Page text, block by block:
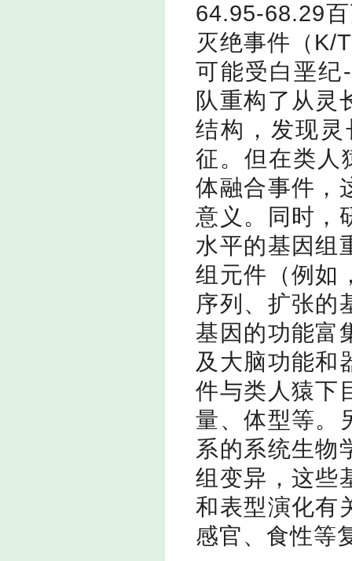
64.95-68.29
灭绝事件（ K/
可能受白垩纪-
队重构了从灵
结构，发现
征。但在类人
体融合事件，
意义。同时，
水平的基因组
组元件（例如
序列、扩张的
基因的功能富
及大脑功能和
件与类人猿下
量、体型等。
系的系统生物
组变异，这些
和表型演化有
感官、食性等